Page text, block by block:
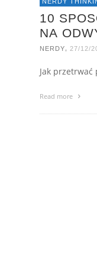
10
NA
NERDY 27/12/
Jak przetrwać
Read more